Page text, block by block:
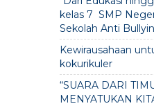
kelas 7 SMP
Sekolah Anti
Kewirausahaan
kokurikuler
“SUARA DARI
MENYATUKAN